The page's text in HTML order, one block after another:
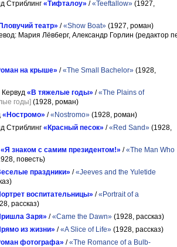
Стриблинг «Тифталоу» /«Teeftallow» (1927,
театр» /«Show Boat» (1927, роман)
Мария Лёвберг, Александр Горлин (редактор
на крыше» /«The Small Bachelor» (1928,
«В тяжелые годы» /«The Plains of
годы] (1928, роман)
«Ностромо» /«Nostromo» (1928, роман)
Стриблинг «Красный песок» /«Red Sand» (1928,
«Я знаком с самим президентом!» /«The Man Who
повесть)
праздники» /«Jeeves and the Yuletide
воспитательницы» /«Portrait of a
рассказ)
Заря» /«Came the Dawn» (1928, рассказ)
из жизни» /«A Slice of Life» (1928, рассказ)
фотографа» /«The Romance of a Bulb-